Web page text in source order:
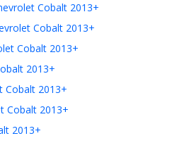
Cobalt 2013+
Cobalt 2013+
Cobalt 2013+
2013+
Cobalt 2013+
Cobalt 2013+
2013+